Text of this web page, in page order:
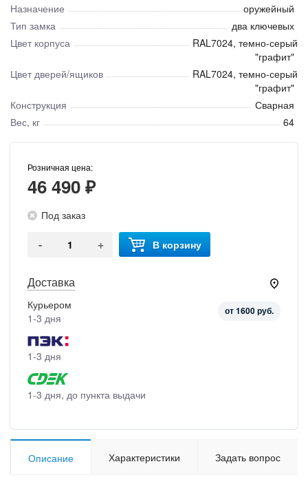
Назначение
оружейный
Тип замка
два ключевых
Цвет корпуса
RAL7024, темно-серый
"графит"
Цвет дверей/ящиков
RAL7024, темно-серый
"графит"
Конструкция
Сварная
Вес, кг
64
Розничная цена:
46 490 ₽
Под заказ
- + В корзину
Доставка
Курьером
1-3 дня
от 1600 руб.
1-3 дня
1-3 дня, до пункта выдачи
Описание Характеристики Задать вопрос